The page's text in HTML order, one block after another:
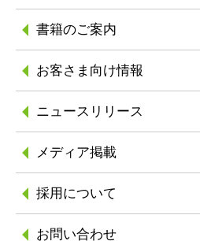
書籍のご案内
お客さま向け情報
ニュースリリース
メディア掲載
採用について
お問い合わせ